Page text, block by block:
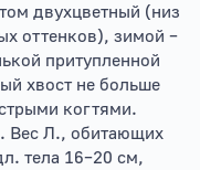
двухцветный (низ
оттенков), зимой –
притупленной
хвост не больше
когтями.
Вес Л., обитающих
тела 16–20 см,